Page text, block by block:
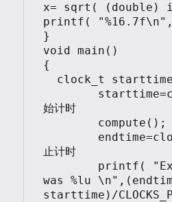
x= sqrt(
printf(
}
void main()
{
始计时
止计时
was %lu
starttime)/